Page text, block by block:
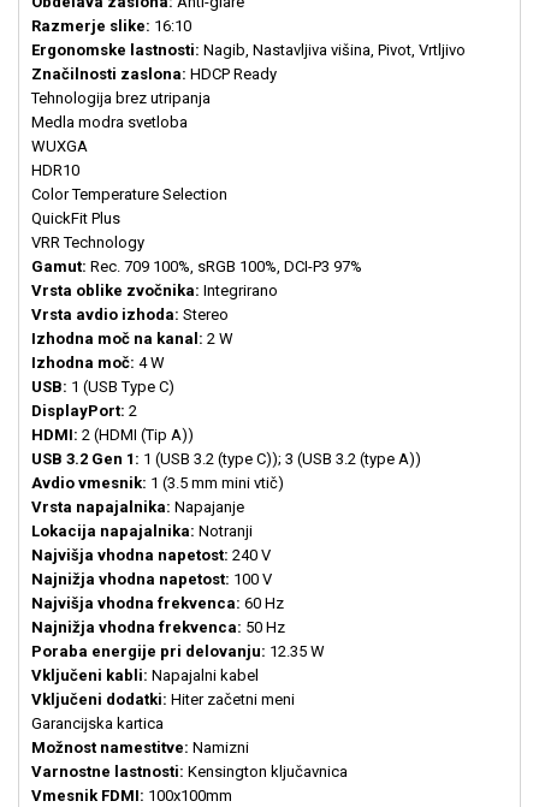
Razmerje slike: 16:10
Ergonomske lastnosti: Nagib, Nastavljiva višina, Pivot, Vrtljivo
Značilnosti zaslona: HDCP Ready
Tehnologija brez utripanja
Medla modra svetloba
WUXGA
HDR10
Color Temperature Selection
QuickFit Plus
VRR Technology
Gamut: Rec. 709 100%, sRGB 100%, DCI-P3 97%
Vrsta oblike zvočnika: Integrirano
Vrsta avdio izhoda: Stereo
Izhodna moč na kanal: 2 W
Izhodna moč: 4 W
USB: 1 (USB Type C)
DisplayPort: 2
HDMI: 2 (HDMI (Tip A))
USB 3.2 Gen 1: 1 (USB 3.2 (type C)); 3 (USB 3.2 (type A))
Avdio vmesnik: 1 (3.5 mm mini vtič)
Vrsta napajalnika: Napajanje
Lokacija napajalnika: Notranji
Najvišja vhodna napetost: 240 V
Najnižja vhodna napetost: 100 V
Najvišja vhodna frekvenca: 60 Hz
Najnižja vhodna frekvenca: 50 Hz
Poraba energije pri delovanju: 12.35 W
Vključeni kabli: Napajalni kabel
Vključeni dodatki: Hiter začetni meni
Garancijska kartica
Možnost namestitve: Namizni
Varnostne lastnosti: Kensington ključavnica
Vmesnik FDMI: 100x100mm